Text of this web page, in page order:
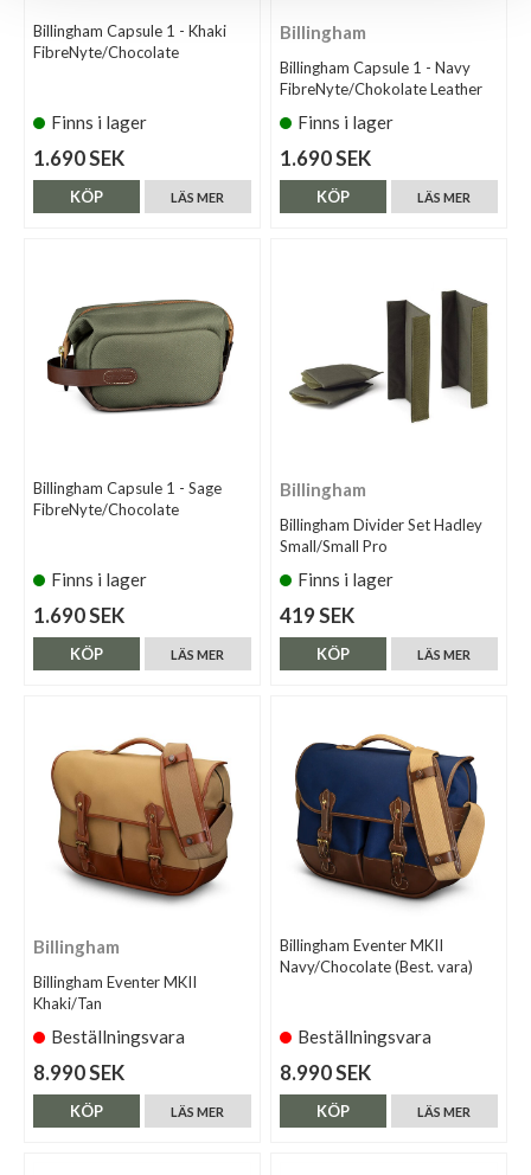
Billingham Capsule 1 - Khaki
FibreNyte/Chocolate
Finns i lager
1.690 SEK
LÄS MER
KÖP
Billingham
Billingham Capsule 1 - Navy
FibreNyte/Chokolate Leather
Finns i lager
1.690 SEK
LÄS MER
KÖP
Billingham Capsule 1 - Sage
FibreNyte/Chocolate
Finns i lager
1.690 SEK
LÄS MER
KÖP
Billingham
Billingham Divider Set Hadley
Small/Small Pro
Finns i lager
419 SEK
LÄS MER
KÖP
Billingham
Billingham Eventer MKII
Khaki/Tan
Beställningsvara
8.990 SEK
LÄS MER
KÖP
Billingham Eventer MKII
Navy/Chocolate (Best. vara)
Beställningsvara
8.990 SEK
LÄS MER
KÖP